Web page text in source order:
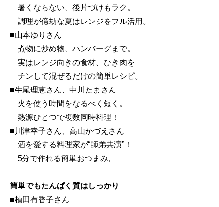
暑くならない、後片づけもラク。
調理が億劫な夏はレンジをフル活用。
■山本ゆりさん
煮物に炒め物、ハンバーグまで。
実はレンジ向きの食材、ひき肉を
チンして混ぜるだけの簡単レシピ。
■牛尾理恵さん、中川たまさん
火を使う時間をなるべく短く。
熱源ひとつで複数同時料理！
■川津幸子さん、高山かづえさん
酒を愛する料理家が“師弟共演”！
5分で作れる簡単おつまみ。
簡単でもたんぱく質はしっかり
■植田有香子さん